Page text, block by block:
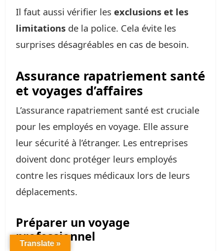
Il faut aussi vérifier les exclusions et les
limitations de la police. Cela évite les
surprises désagréables en cas de besoin.
Assurance rapatriement santé
et voyages d’affaires
L’assurance rapatriement santé est cruciale
pour les employés en voyage. Elle assure
leur sécurité à l’étranger. Les entreprises
doivent donc protéger leurs employés
contre les risques médicaux lors de leurs
déplacements.
Préparer un voyage
professionnel
Translate »